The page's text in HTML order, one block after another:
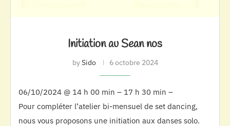
Initiation au Sean nos
bySido 6 octobre 2024
06/10/2024 @ 14 h 00 min – 17 h 30 min –
Pour compléter l’atelier bi-mensuel de set dancing,
nous vous proposons une initiation aux danses solo.